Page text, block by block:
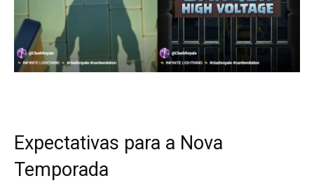
Expectativas para a Nova
Temporada